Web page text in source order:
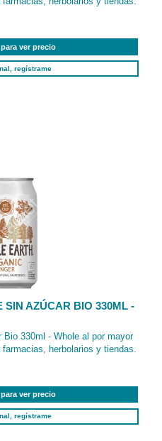
ver precio
regístrame
SIN AZÚCAR BIO 330ML -
Bio 330ml - Whole al por mayor
herbolarios y tiendas.
ver precio
regístrame